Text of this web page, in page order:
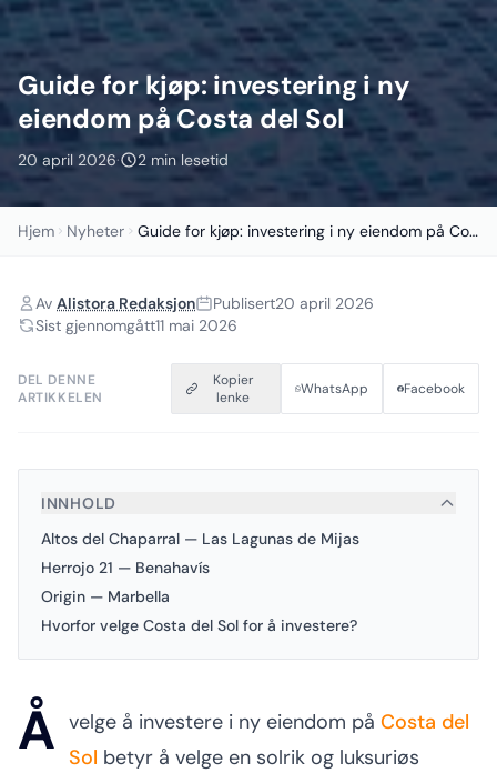
Guide for kjøp: investering i ny
eiendom på Costa del Sol
20 april 2026· 2 min lesetid
Hjem Nyheter Guide for kjøp: investering i ny eiendom på Costa...
Av Alistora Redaksjon Publisert20 april 2026
Sist gjennomgått11 mai 2026
DEL DENNE
ARTIKKELEN
Kopier
lenke
WhatsApp Facebook
INNHOLD
Altos del Chaparral — Las Lagunas de Mijas
Herrojo 21 — Benahavís
Origin — Marbella
Hvorfor velge Costa del Sol for å investere?
Å velge å investere i ny eiendom på Costa del
Sol betyr å velge en solrik og luksuriøs